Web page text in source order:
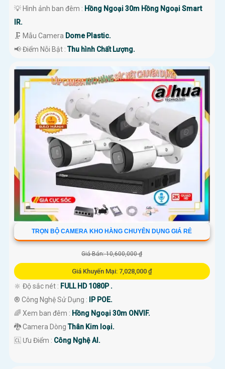
💡 Hình ảnh ban đêm : Hồng Ngoại 30m Hồng Ngoại Smart
IR.
🗜️ Mẫu Camera Dome Plastic.
️📢 Điểm Nỗi Bật :Thu hình Chất Lượng.
TRỌN BỘ CAMERA KHO HÀNG CHUYÊN DỤNG GIÁ RẺ
Giá Bán: 10,600,000 ₫
Giá Khuyến Mại: 7,028,000 ₫
🔆 Độ sắc nét : FULL HD 1080P .
®️ Công Nghệ Sử Dụng :
IP POE.
🌈 Xem ban đêm : Hồng Ngoại 30m ONVIF.
🐉️ Camera DòngThân Kim loại.
️🆑 Ưu Điểm : Công Nghệ AI.